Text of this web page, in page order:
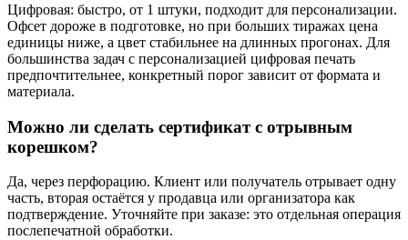
Цифровая: быстро, от 1 штуки, подходит для персонализации.
Офсет дороже в подготовке, но при больших тиражах цена
единицы ниже, а цвет стабильнее на длинных прогонах. Для
большинства задач с персонализацией цифровая печать
предпочтительнее, конкретный порог зависит от формата и
материала.
Можно ли сделать сертификат с отрывным
корешком?
Да, через перфорацию. Клиент или получатель отрывает одну
часть, вторая остаётся у продавца или организатора как
подтверждение. Уточняйте при заказе: это отдельная операция
послепечатной обработки.